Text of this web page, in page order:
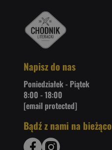
Napisz do nas
Poniedziałek - Piątek
8:00 - 18:00
[email protected]
Bądź z nami na bieżąco